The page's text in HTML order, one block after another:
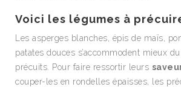
Voici les légumes à
Les asperges blanches, épis de maïs,
patates douces s’accommodent mieux
précuits. Pour faire ressortir leurs
couper-les en rondelles épaisses, les